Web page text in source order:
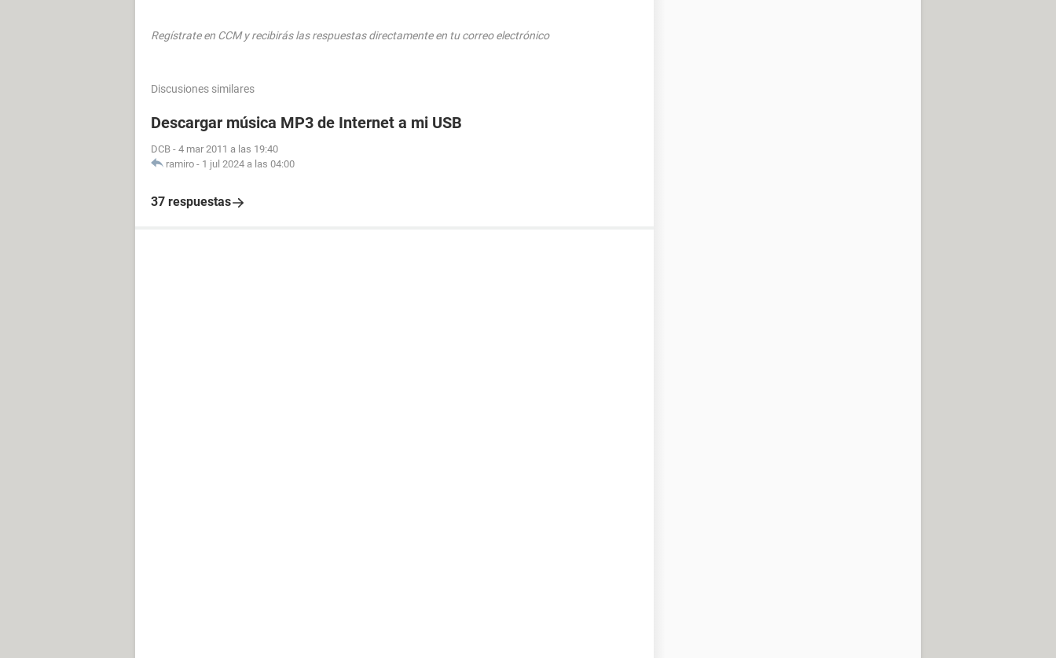
Regístrate en CCM y recibirás las respuestas directamente en tu correo electrónico
Discusiones similares
Descargar música MP3 de Internet a mi USB
DCB - 4 mar 2011 a las 19:40
ramiro - 1 jul 2024 a las 04:00
37 respuestas